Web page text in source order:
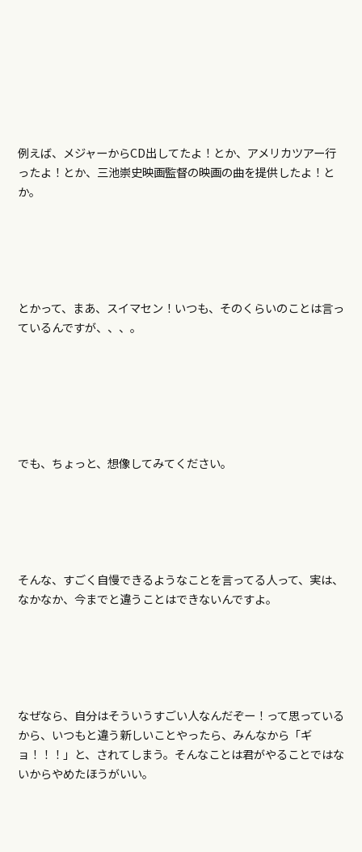
例えば、メジャーからCD出してたよ！とか、アメリカツアー行
ったよ！とか、三池崇史映画監督の映画の曲を提供したよ！と
か。
とかって、まあ、スイマセン！いつも、そのくらいのことは言っ
ているんですが、、、。
でも、ちょっと、想像してみてください。
そんな、すごく自慢できるようなことを言ってる人って、実は、
なかなか、今までと違うことはできないんですよ。
なぜなら、自分はそういうすごい人なんだぞー！って思っている
から、いつもと違う新しいことやったら、みんなから「ギ
ョ！！！」と、されてしまう。そんなことは君がやることではな
いからやめたほうがいい。